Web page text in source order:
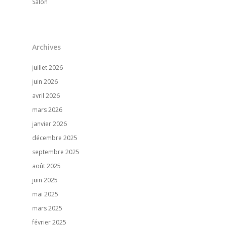
Salon
Archives
juillet 2026
juin 2026
avril 2026
mars 2026
janvier 2026
décembre 2025
septembre 2025
août 2025
juin 2025
mai 2025
mars 2025
février 2025